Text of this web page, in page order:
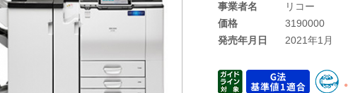
事業者名
リコー
価格
3190000
発売年月日
2021年1月